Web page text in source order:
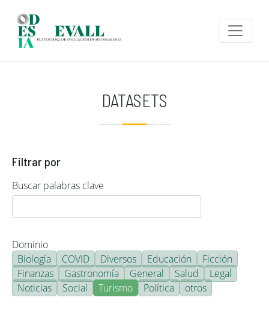
DATASETS
Filtrar por
Buscar palabras clave
Dominio
Biología
COVID Diversos Educación
Ficción
Finanzas
Gastronomía General Salud
Legal
Noticias
Social Turismo Política otros